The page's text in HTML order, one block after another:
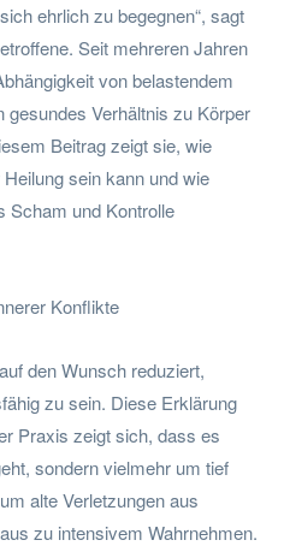
ehrlich zu begegnen“, sagt
Seit mehreren Jahren
von belastendem
Verhältnis zu Körper
Beitrag zeigt sie, wie
sein kann und wie
Scham und Kontrolle
Konflikte
den Wunsch reduziert,
zu sein. Diese Erklärung
Praxis zeigt sich, dass es
sondern vielmehr um tief
alte Verletzungen aus
zu intensivem Wahrnehmen.